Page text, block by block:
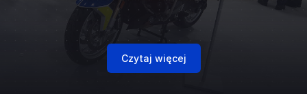
Czytaj więcej
czujniki